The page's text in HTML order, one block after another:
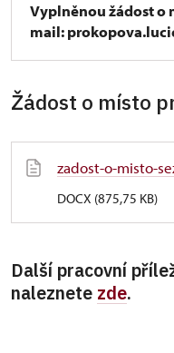
Vyplněnou žádost o
mail:
Žádost o místo
zadost-o-misto-
DOCX (875,75 KB)
Další pracovní
naleznete zde.